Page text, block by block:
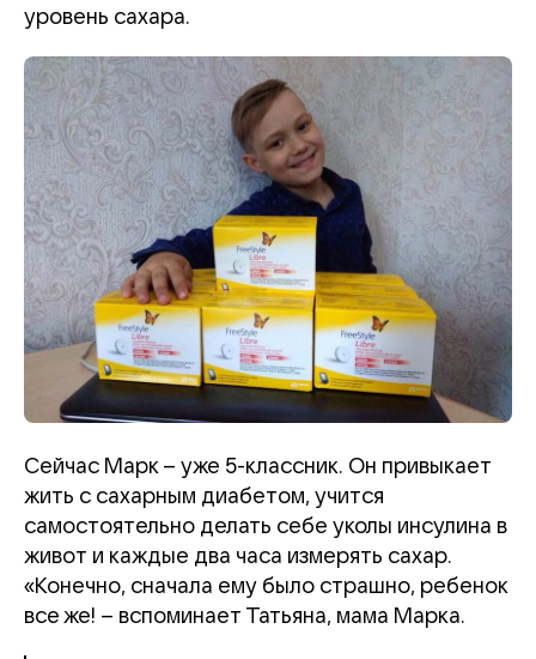
уровень сахара.
Сейчас Марк – уже 5-классник. Он привыкает
жить с сахарным диабетом, учится
самостоятельно делать себе уколы инсулина в
живот и каждые два часа измерять сахар.
«Конечно, сначала ему было страшно, ребенок
все же! – вспоминает Татьяна, мама Марка.